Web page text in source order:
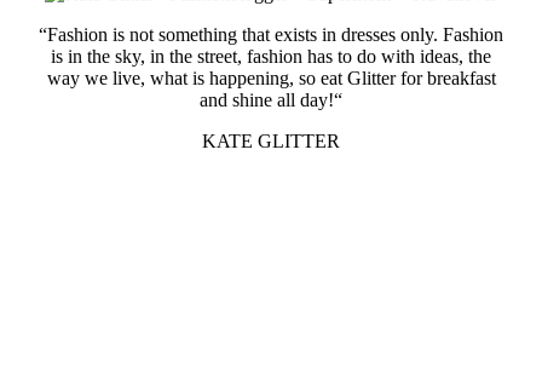
“Fashion is not something that exists in dresses only. Fashion
is in the sky, in the street, fashion has to do with ideas, the
way we live, what is happening, so eat Glitter for breakfast
and shine all day!“
KATE GLITTER